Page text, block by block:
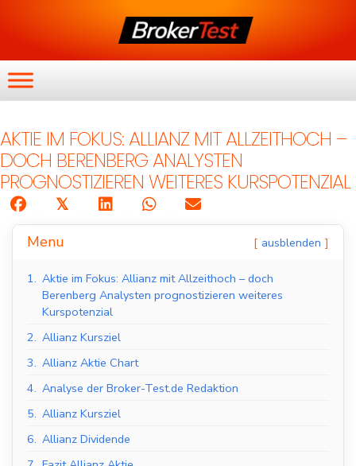
AKTIE IM FOKUS: ALLIANZ MIT ALLZEITHOCH –
DOCH BERENBERG ANALYSTEN
PROGNOSTIZIEREN WEITERES KURSPOTENZIAL
𝕏
Menu ausblenden
1. Aktie im Fokus: Allianz mit Allzeithoch – doch
Berenberg Analysten prognostizieren weiteres
Kurspotenzial
2. Allianz Kursziel
3. Allianz Aktie Chart
4. Analyse der Broker-Test.de Redaktion
5. Allianz Kursziel
6. Allianz Dividende